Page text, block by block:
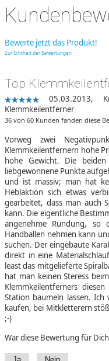
Bewerte jetzt das Produkt!
Zur Echtheit der Bewertungen
Top
05.03.2013,
Klemmkeilentferner
36 von 60 Kunden fanden diese
Vorweg zwei
Klemmkeilentfernern hohe
hohe Gewicht. Die
liebgewonnene Punkte
und ist massiv; man hat
Heblaktion sich etwas
gearbeitet, dass man auch
kann. Die eigentliche
angenehme Rundung, so
Handballen nehmen kann
suchen. Der eingebaute
direkt in eine
least das mitgelieferte
hat man keinen Steress
Klemmkeilentferners
Station baumeln lassen.
kaufen, bei Mitkletterern
;-)
War diese Bewertung für